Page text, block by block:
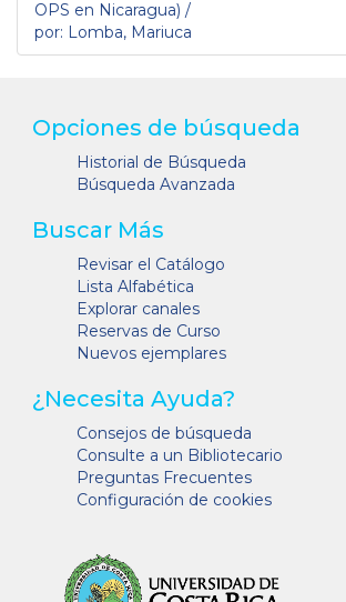
OPS en Nicaragua) /
por: Lomba, Mariuca
Opciones de búsqueda
Historial de Búsqueda
Búsqueda Avanzada
Buscar Más
Revisar el Catálogo
Lista Alfabética
Explorar canales
Reservas de Curso
Nuevos ejemplares
¿Necesita Ayuda?
Consejos de búsqueda
Consulte a un Bibliotecario
Preguntas Frecuentes
Configuración de cookies